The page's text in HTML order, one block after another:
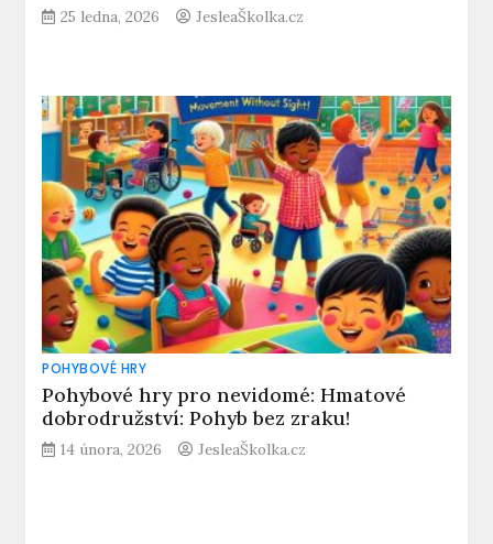
25 ledna, 2026 JesleaŠkolka.cz
POHYBOVÉ HRY
Pohybové hry pro nevidomé: Hmatové
dobrodružství: Pohyb bez zraku!
14 února, 2026 JesleaŠkolka.cz